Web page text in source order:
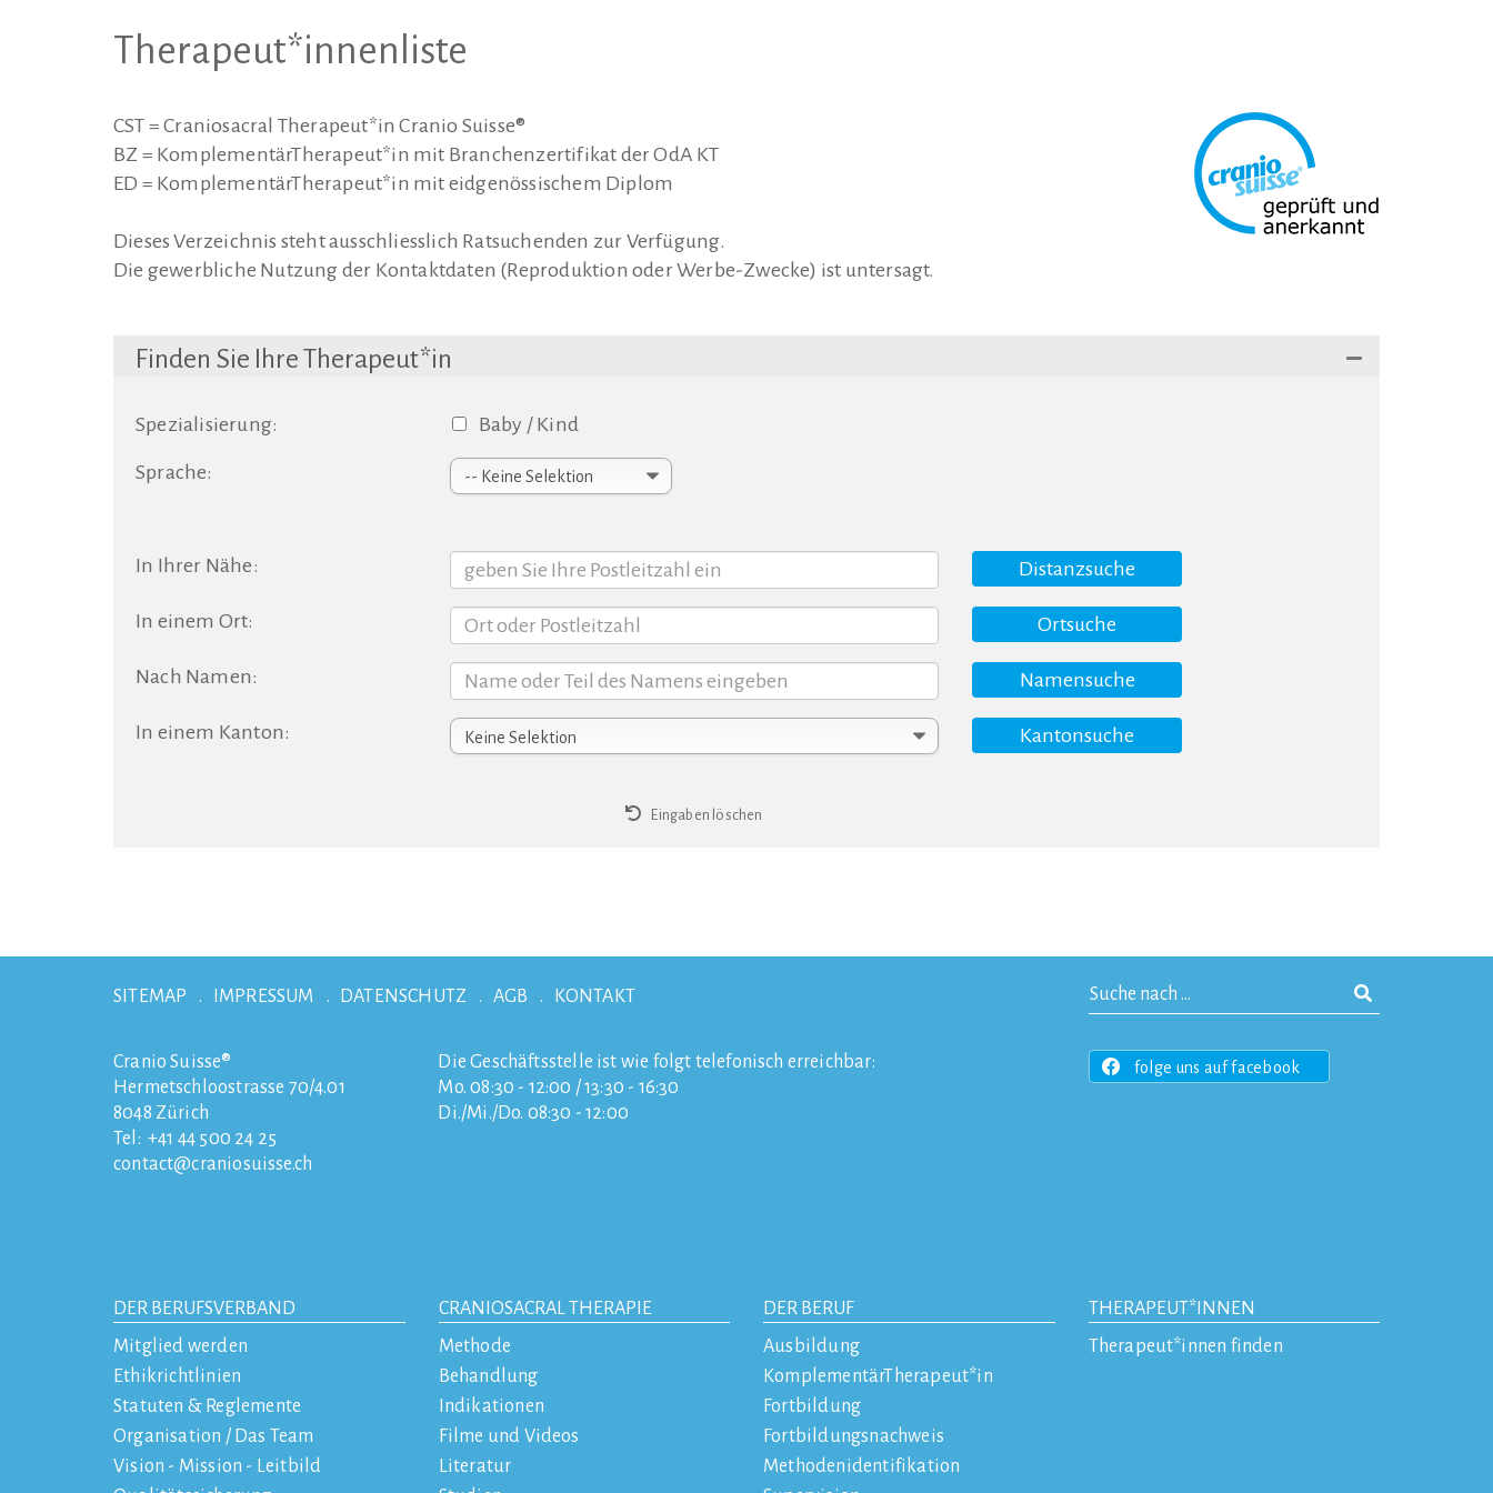
Therapeut*innenliste
CST = Craniosacral Therapeut*in Cranio Suisse®
BZ = KomplementärTherapeut*in mit Branchenzertifikat der OdA KT
ED = KomplementärTherapeut*in mit eidgenössischem Diplom
Dieses Verzeichnis steht ausschliesslich Ratsuchenden zur Verfügung.
Die gewerbliche Nutzung der Kontaktdaten (Reproduktion oder Werbe-Zwecke) ist untersagt.
Finden Sie Ihre Therapeut*in
Spezialisierung: Baby / Kind
Sprache:
In Ihrer Nähe:
In einem Ort:
Nach Namen:
In einem Kanton:
Eingaben löschen
SITEMAP IMPRESSUM DATENSCHUTZ AGB KONTAKT
Cranio Suisse®
Hermetschloostrasse 70/4.01
8048 Zürich
Tel: +41 44 500 24 25
contact
craniosuisse.ch
Die Geschäftsstelle ist wie folgt telefonisch erreichbar:
Mo. 08:30 - 12:00 / 13:30 - 16:30
Di./Mi./Do. 08:30 - 12:00
folge uns auf facebook
DER BERUFSVERBAND
Mitglied werden
Ethikrichtlinien
Statuten & Reglemente
Organisation / Das Team
Vision - Mission - Leitbild
CRANIOSACRAL THERAPIE
Methode
Behandlung
Indikationen
Filme und Videos
Literatur
DER BERUF
Ausbildung
KomplementärTherapeut*in
Fortbildung
Fortbildungsnachweis
Methodenidentifikation
THERAPEUT*INNEN
Therapeut*innen finden